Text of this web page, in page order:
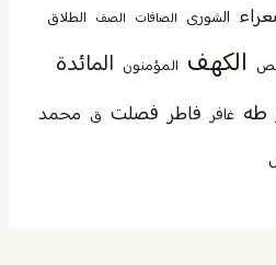
الشورى الصافات الصف الطلاق
الكهف المؤمنون المائدة
طه غافر فاطر فصلت ق محمد